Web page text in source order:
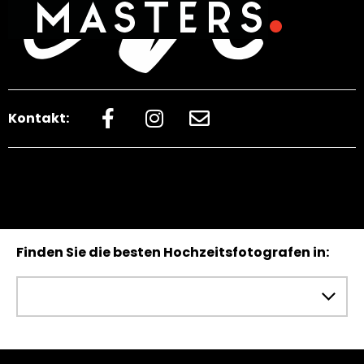
Kontakt:
Finden Sie die besten Hochzeitsfotografen in: